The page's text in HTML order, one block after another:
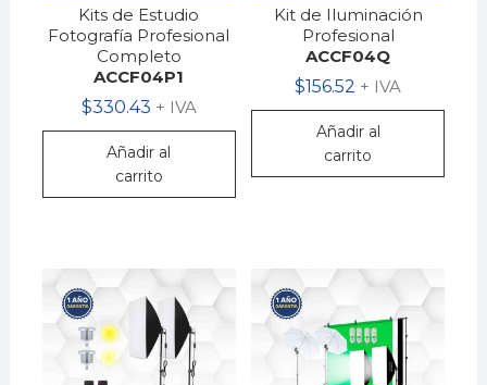
Kits de Estudio
Fotografía Profesional
Completo
ACCF04P1
$330.43 + IVA
Añadir al
carrito
Kit de Iluminación
Profesional
ACCF04Q
$156.52 + IVA
Añadir al
carrito